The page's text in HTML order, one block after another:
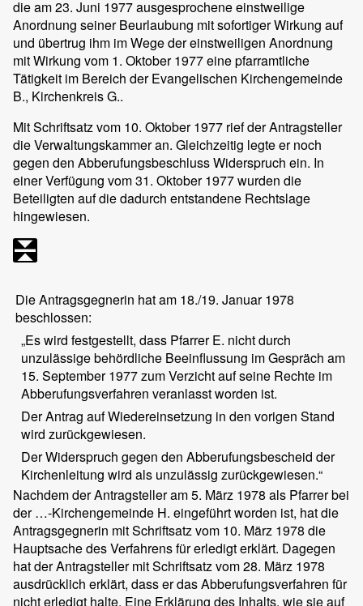
die am 23. Juni 1977 ausgesprochene einstweilige
Anordnung seiner Beurlaubung mit sofortiger Wirkung auf
und übertrug ihm im Wege der einstweiligen Anordnung
mit Wirkung vom 1. Oktober 1977 eine pfarramtliche
Tätigkeit im Bereich der Evangelischen Kirchengemeinde
B., Kirchenkreis G..
Mit Schriftsatz vom 10. Oktober 1977 rief der Antragsteller
die Verwaltungskammer an. Gleichzeitig legte er noch
gegen den Abberufungsbeschluss Widerspruch ein. In
einer Verfügung vom 31. Oktober 1977 wurden die
Beteiligten auf die dadurch entstandene Rechtslage
hingewiesen.
Die Antragsgegnerin hat am 18./19. Januar 1978
beschlossen:
„Es wird festgestellt, dass Pfarrer E. nicht durch
unzulässige behördliche Beeinflussung im Gespräch am
15. September 1977 zum Verzicht auf seine Rechte im
Abberufungsverfahren veranlasst worden ist.
Der Antrag auf Wiedereinsetzung in den vorigen Stand
wird zurückgewiesen.
Der Widerspruch gegen den Abberufungsbescheid der
Kirchenleitung wird als unzulässig zurückgewiesen.“
Nachdem der Antragsteller am 5. März 1978 als Pfarrer bei
der …-Kirchengemeinde H. eingeführt worden ist, hat die
Antragsgegnerin mit Schriftsatz vom 10. März 1978 die
Hauptsache des Verfahrens für erledigt erklärt. Dagegen
hat der Antragsteller mit Schriftsatz vom 28. März 1978
ausdrücklich erklärt, dass er das Abberufungsverfahren für
nicht erledigt halte. Eine Erklärung des Inhalts, wie sie auf